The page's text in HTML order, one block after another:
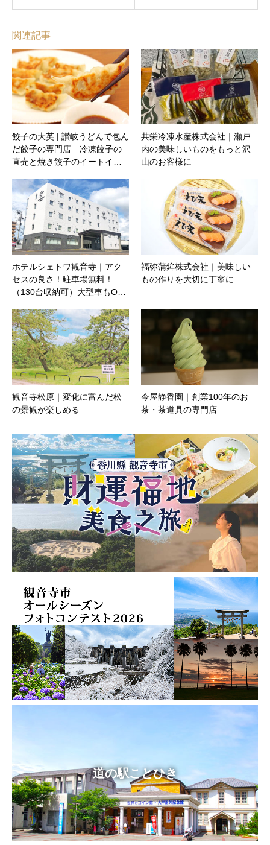
関連記事
餃子の大英 | 讃岐うどんで包ん
だ餃子の専門店 冷凍餃子の
直売と焼き餃子のイートイ…
共栄冷凍水産株式会社｜瀬戸
内の美味しいものをもっと沢
山のお客様に
ホテルシェトワ観音寺｜アク
セスの良さ！駐車場無料！
（130台収納可）大型車もO…
福弥蒲鉾株式会社｜美味しい
もの作りを大切に丁寧に
観音寺松原｜変化に富んだ松
の景観が楽しめる
今屋静香園｜創業100年のお
茶・茶道具の専門店
道の駅ことひき